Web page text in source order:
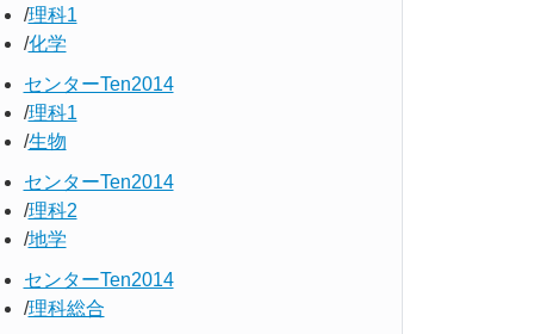
理科1
化学
センターTen2014
理科1
生物
センターTen2014
理科2
地学
センターTen2014
理科総合